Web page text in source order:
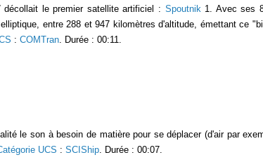
le premier satellite artificiel : Spoutnik 1. Avec ses
entre 288 et 947 kilomètres d'altitude, émettant ce
: COMTran . Durée : 00:11.
le son à besoin de matière pour se déplacer (d'air par
UCS : SCIShip . Durée : 00:07.